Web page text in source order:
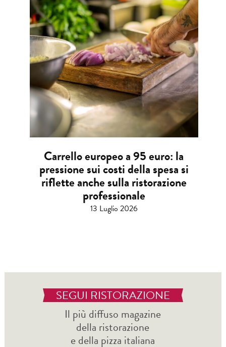
Carrello europeo a 95 euro: la
pressione sui costi della spesa si
riflette anche sulla ristorazione
professionale
13 Luglio 2026
SEGUI RISTORAZIONE
Il più diffuso magazine
della ristorazione
e della pizza italiana